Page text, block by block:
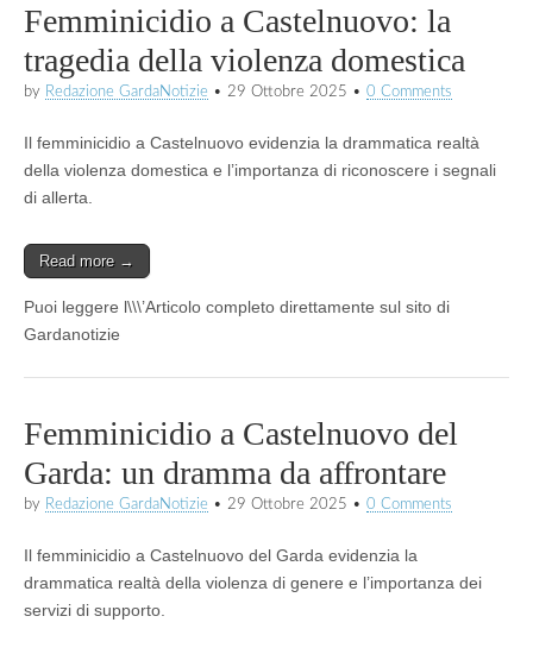
Femminicidio a Castelnuovo: la
tragedia della violenza domestica
by Redazione GardaNotizie • 29 Ottobre 2025 • 0 Comments
Il femminicidio a Castelnuovo evidenzia la drammatica realtà
della violenza domestica e l’importanza di riconoscere i segnali
di allerta.
Read more →
Puoi leggere l\\\’Articolo completo direttamente sul sito di
Gardanotizie
Femminicidio a Castelnuovo del
Garda: un dramma da affrontare
by Redazione GardaNotizie • 29 Ottobre 2025 • 0 Comments
Il femminicidio a Castelnuovo del Garda evidenzia la
drammatica realtà della violenza di genere e l’importanza dei
servizi di supporto.